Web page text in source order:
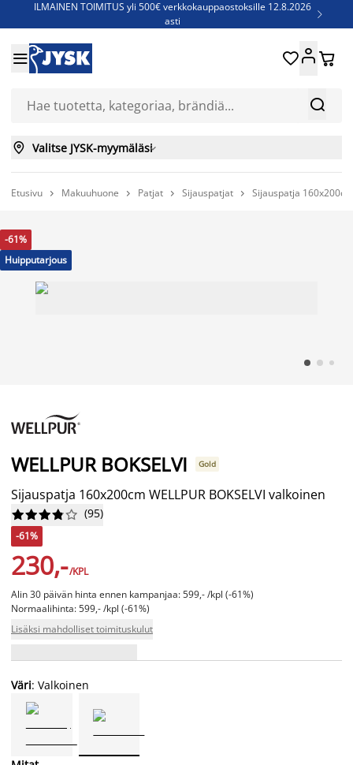
ILMAINEN TOIMITUS yli 500€ verkkokauppaostoksille 12.8.2026
asti

Jenkkisänkyjä - Säästä jopa 60%


 
 Valitse JYSK-myymäläsi
Etusivu  Makuuhuone  Patjat  Sijauspatjat  Sijauspatja 160x200cm
-61%
Huipputarjous
WELLPUR BOKSELVI Gold
Sijauspatja 160x200cm WELLPUR BOKSELVI valkoinen





 (95)
-61%
230,-/KPL
Alin 30 päivän hinta ennen kampanjaa: 599,- /kpl (-61%)
Normaalihinta: 599,- /kpl (-61%)
Lisäksi mahdolliset toimituskulut
Väri: Valkoinen